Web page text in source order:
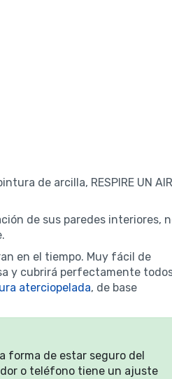
de arcilla, RESPIRE UN
de sus paredes interiores,
en el tiempo. Muy fácil de
y cubrirá perfectamente
aterciopelada, de base
forma de estar seguro del
o teléfono tiene un ajuste